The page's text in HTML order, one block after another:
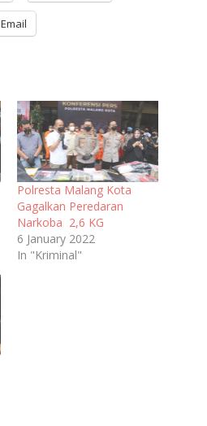
Email
Polresta Malang Kota
Gagalkan Peredaran
Narkoba 2,6 KG
6 January 2022
In "Kriminal"